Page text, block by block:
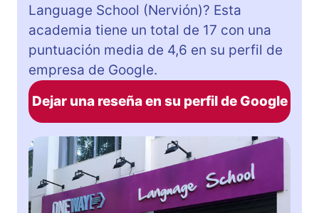
Language School (Nervión)? Esta
academia tiene un total de 17 con una
puntuación media de 4,6 en su perfil de
empresa de Google.
Dejar una reseña en su perfil de Google